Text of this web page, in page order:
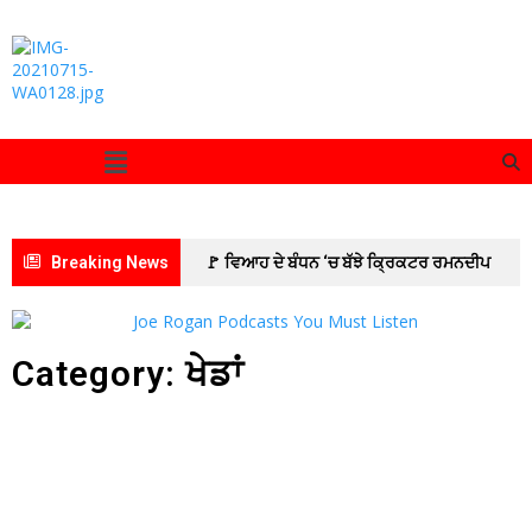
Breaking News 🚩 ਵਿਆਹ ਦੇ ਬੰਧਨ ‘ਚ ਬੱਝੇ ਕ੍ਰਿਕਟਰ ਰਮਨਦੀਪ
ਸਿੰਘ ਅਤੇ ਅਦਾਕਾਰਾ ਚਾਰਲੀ ਚੌਹਾਨ
ਰਿਕਰੂਟਮੈਂਟ ਦਫ਼ਤਰ ਪਟਿਆਲਾ ਵੱਲੋਂ ਜ਼ੋਨਲ ਰਿਕਰੂਟਮੈਂਟ
Category: ਖੇਡਾਂ